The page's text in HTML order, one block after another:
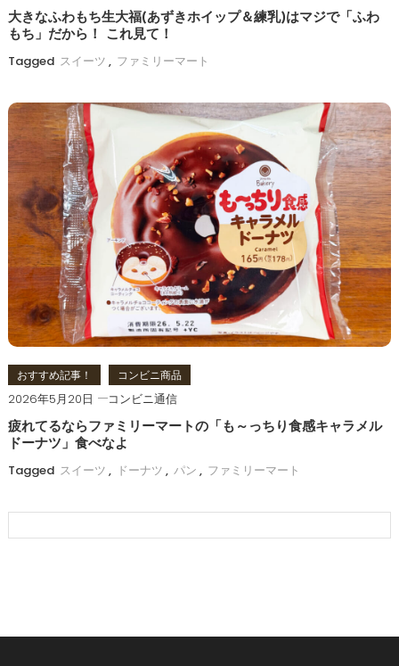
大きなふわもち生大福(あずきホイップ＆練乳)はマジで「ふわ
もち」だから！ これ見て！
Tagged スイーツ , ファミリーマート
おすすめ記事！ コンビニ商品
2026年5月20日 コンビニ通信
疲れてるならファミリーマートの「も～っちり食感キャラメル
ドーナツ」食べなよ
Tagged スイーツ , ドーナツ , パン , ファミリーマート